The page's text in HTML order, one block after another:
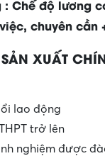
: Chế độ lương
chuyên cần
XUẤT
lao động
trở lên
nghiệm được